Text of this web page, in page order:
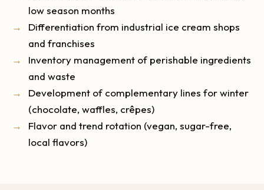
low season months
Differentiation from industrial ice cream shops
and franchises
Inventory management of perishable ingredients
and waste
Development of complementary lines for winter
(chocolate, waffles, crêpes)
Flavor and trend rotation (vegan, sugar-free,
local flavors)